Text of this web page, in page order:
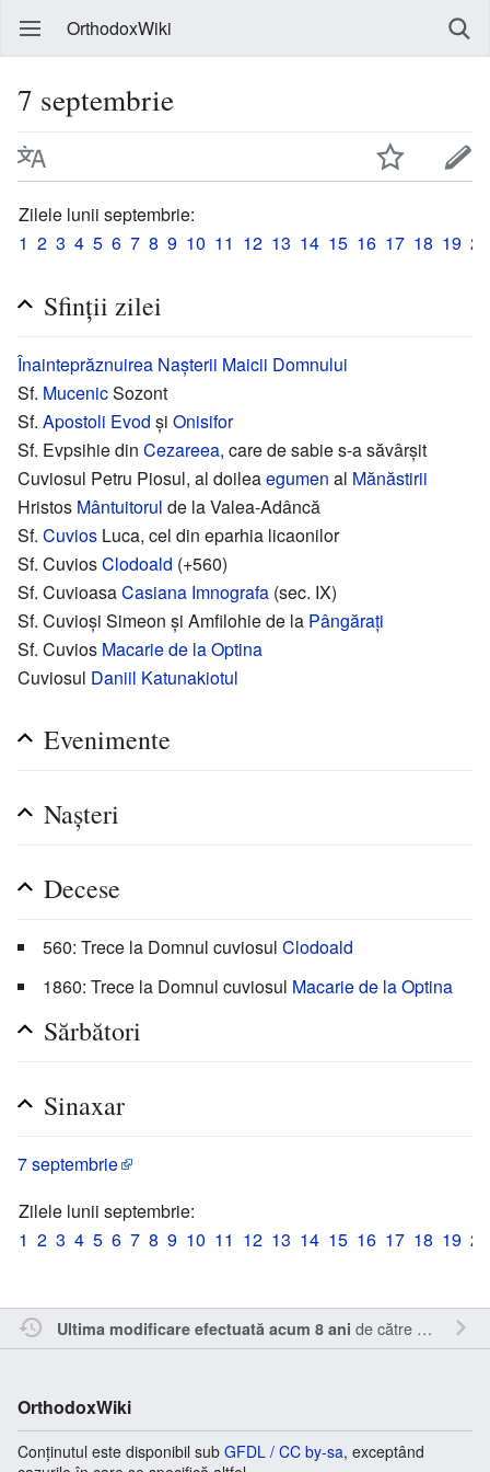
OrthodoxWiki
7 septembrie
Zilele lunii septembrie:
1 2 3 4 5 6 7 8 9 10 11 12 13 14 15 16 17 18 19 20
Sfinții zilei
Înainteprăznuirea Nașterii Maicii Domnului
Sf. MucenicSozont
Sf. Apostoli Evod și Onisifor
Sf. Evpsihie din Cezareea, care de sabie s-a săvârșit
Cuviosul Petru Piosul, al doileaegumen al Mănăstirii
Hristos Mântuitorul de la Valea-Adâncă
Sf. Cuvios Luca, cel din eparhia licaonilor
Sf. CuviosClodoald (+560)
Sf. CuvioasaCasiana Imnografa (sec. IX)
Sf. Cuvioși Simeon și Amfilohie de la Pângărați
Sf. Cuvios Macarie de la Optina
Cuviosul Daniil Katunakiotul
Evenimente
Nașteri
Decese
560: Trece la Domnul cuviosul Clodoald
1860: Trece la Domnul cuviosul Macarie de la Optina
Sărbători
Sinaxar
7 septembrie
Zilele lunii septembrie:
1 2 3 4 5 6 7 8 9 10 11 12 13 14 15 16 17 18 19 20
Ultima modificare efectuată acum 8 ani de către Cristianm
OrthodoxWiki
Conținutul este disponibil sub GFDL / CC by-sa, exceptând